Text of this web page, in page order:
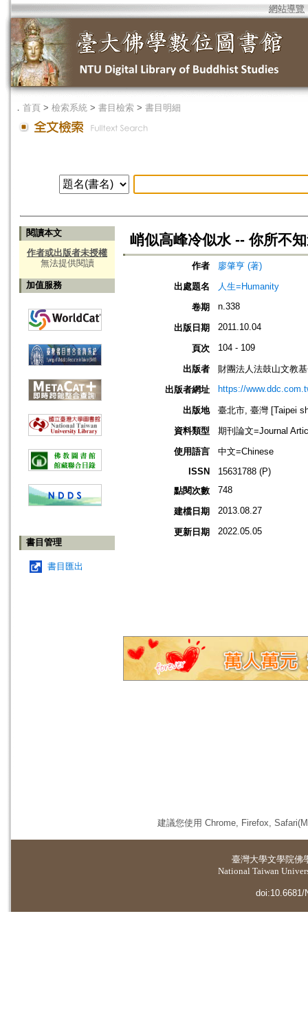
網站導覽
． 首頁 > 檢索系統 > 書目檢索 > 書目明細
閱讀本文
作者或出版者未授權
無法提供閱讀
加值服務
書目管理
書目匯出
峭似高峰冷似水 -- 你所不
作者
廖肇亨 (著)
出處題名
人生=Humanity
卷期
n.338
出版日期 2011.10.04
頁次 104 - 109
出版者
財團法人法鼓山文教
出版者網址
https://
出版地
臺北市, 臺灣 [Taipei
資料類型
期刊論文=Journal
使用語言
中文=Chinese
ISSN
15631788 (P)
點閱次數
748
建檔日期 2013.08.27
更新日期 2022.05.05
建議您使用 Chrome, Firefox,
臺灣大學文學院佛
National Taiwan
doi:10.6681/